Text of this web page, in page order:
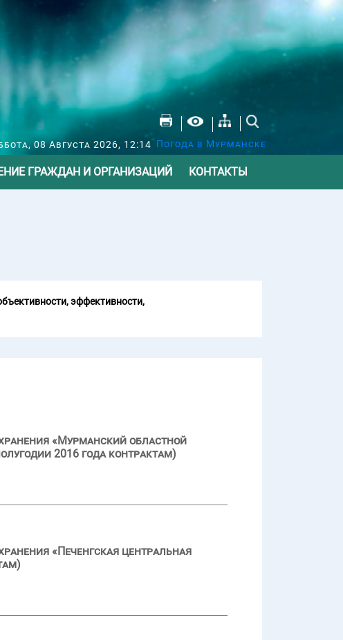
08 Августа 2026, 12:14 Погода в Мурманске
ГРАЖДАН И ОРГАНИЗАЦИЙ КОНТАКТЫ
эффективности,
«Мурманский областной
2016 года контрактам)
«Печенгская центральная